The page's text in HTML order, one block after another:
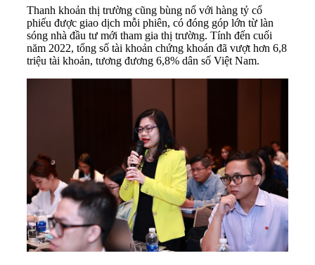
Thanh khoản thị trường cũng bùng nổ với hàng tỷ cổ
phiếu được giao dịch mỗi phiên, có đóng góp lớn từ làn
sóng nhà đầu tư mới tham gia thị trường. Tính đến cuối
năm 2022, tổng số tài khoản chứng khoán đã vượt hơn 6,8
triệu tài khoản, tương đương 6,8% dân số Việt Nam.